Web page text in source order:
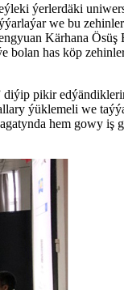
ýerlerdäki
we bu
Kärhana Ösüş
bolan has köp
diýip pikir
ýüklemeli we
hem gowy